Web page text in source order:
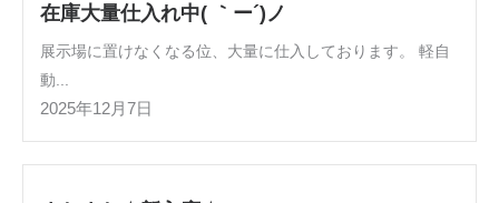
在庫大量仕入れ中( ｀ー´)ノ
展示場に置けなくなる位、大量に仕入しております。 軽自
動...
2025年12月7日